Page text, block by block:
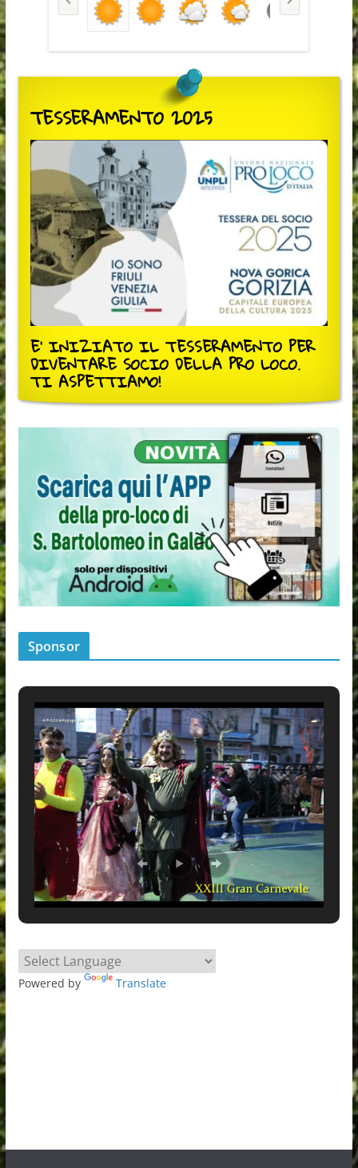
TESSERAMENTO 2025
E' INIZIATO IL TESSERAMENTO PER
DIVENTARE SOCIO DELLA PRO LOCO.
TI ASPETTIAMO!
Sponsor
Powered by Translate